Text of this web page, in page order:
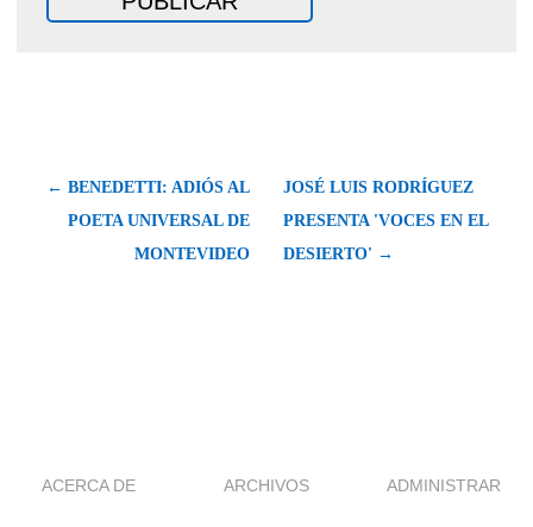
← BENEDETTI: ADIÓS AL
POETA UNIVERSAL DE
MONTEVIDEO
JOSÉ LUIS RODRÍGUEZ
PRESENTA 'VOCES EN EL
DESIERTO' →
ACERCA DE ARCHIVOS ADMINISTRAR